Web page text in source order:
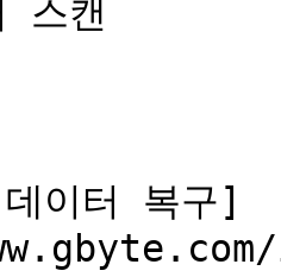
스캔
이터 복구]